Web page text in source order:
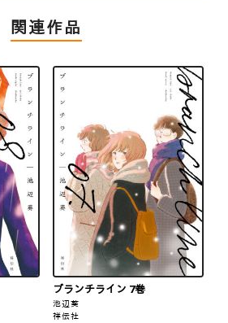
関連作品
ブランチライン 7巻
池辺葵
祥伝社